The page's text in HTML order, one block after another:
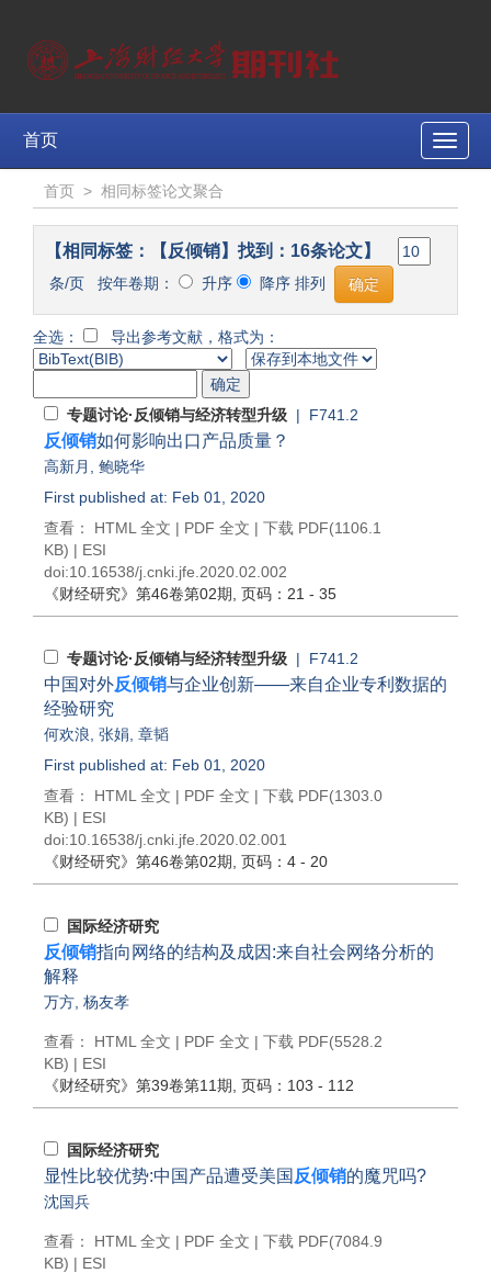
Toggle
首页
首页 > 相同标签论文聚合
【相同标签：【反倾销】找到：16条论文】
条/页 按年卷期： 升序 降序 排列
全选： 导出参考文献，格式为：
专题讨论·反倾销与经济转型升级 | F741.2
反倾销如何影响出口产品质量？
高新月
鲍晓华
First published at: Feb 01, 2020
查看： HTML 全文 | PDF 全文 | 下载 PDF(1106.1
KB) | ESI
doi:10.16538/j.cnki.jfe.2020.02.002
《财经研究》 第46卷第02期 , 页码：21 - 35
专题讨论·反倾销与经济转型升级 | F741.2
中国对外反倾销与企业创新——来自企业专利数据的
经验研究
何欢浪 张娟 章韬
First published at: Feb 01, 2020
查看： HTML 全文 | PDF 全文 | 下载 PDF(1303.0
KB) | ESI
doi:10.16538/j.cnki.jfe.2020.02.001
《财经研究》 第46卷第02期 , 页码：4 - 20
国际经济研究
反倾销指向网络的结构及成因:来自社会网络分析的
解释
万方 杨友孝
查看： HTML 全文 | PDF 全文 | 下载 PDF(5528.2
KB) | ESI
《财经研究》 第39卷第11期 , 页码：103 - 112
国际经济研究
显性比较优势:中国产品遭受美国 反倾销的魔咒吗?
沈国兵
查看： HTML 全文 | PDF 全文 | 下载 PDF(7084.9
KB) | ESI